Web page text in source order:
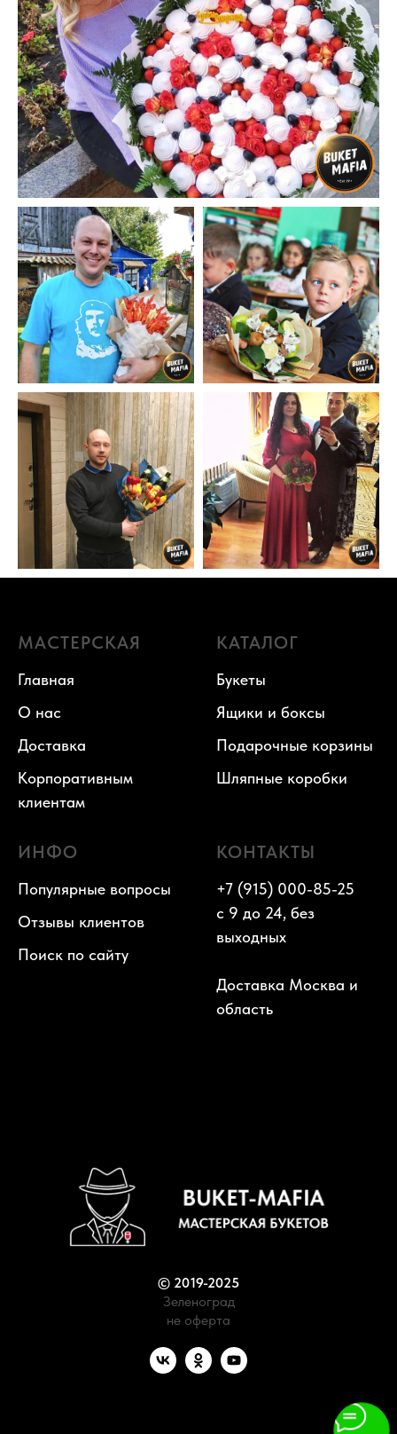
МАСТЕРСКАЯ
Главная
О нас
Доставка
Корпоративным
клиентам
КАТАЛОГ
Букеты
Ящики и боксы
Подарочные корзины
Шляпные коробки
ИНФО
Популярные вопросы
Отзывы клиентов
Поиск по сайту
КОНТАКТЫ
+7 (915) 000-85-25
с 9 до 24, без
выходных
Доставка Москва и
область
© 2019-2025
Зеленоград
не оферта